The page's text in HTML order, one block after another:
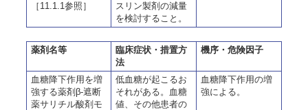
［11.1.1参照］
スリン製剤の減量
を検討すること。
薬剤名等
臨床症状・措置方
法
機序・危険因子
血糖降下作用を増
強する薬剤β-遮断
薬サリチル酸剤モ
低血糖が起こるお
それがある。血糖
値、その他患者の
血糖降下作用の増
強による。